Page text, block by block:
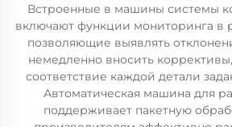
Встроенные в машины системы
включают функции мониторинга в
позволяющие выявлять
немедленно вносить
соответствие каждой детали
Автоматическая машина для
поддерживает пакетную